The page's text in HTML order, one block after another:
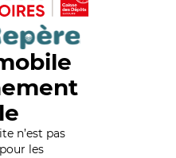
n’est pas
les